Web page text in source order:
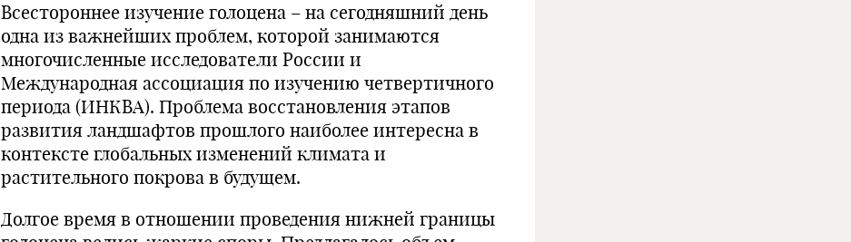
Всестороннее изучение голоцена – на сегодняшний день
одна из важнейших проблем, которой занимаются
многочисленные исследователи России и
Международная ассоциация по изучению четвертичного
периода (ИНКВА). Проблема восстановления этапов
развития ландшафтов прошлого наиболее интересна в
контексте глобальных изменений климата и
растительного покрова в будущем.
Долгое время в отношении проведения нижней границы